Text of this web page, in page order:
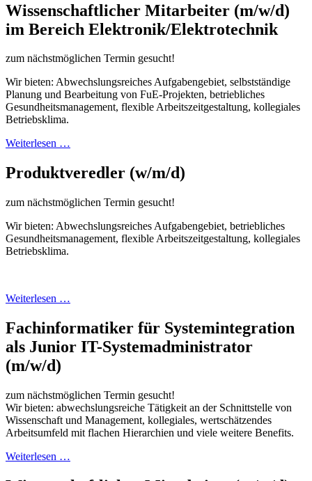
Wissenschaftlicher Mitarbeiter (m/w/d)
im Bereich Elektronik/Elektrotechnik
zum nächstmöglichen Termin gesucht!
Wir bieten: Abwechslungsreiches Aufgabengebiet, selbstständige
Planung und Bearbei­tung von FuE-Projekten, betriebliches
Gesundheitsmanagement, flexible Arbeitszeit­gestaltung, kollegiales
Betriebsklima.
Weiterlesen …
Produktveredler (w/m/d)
zum nächstmöglichen Termin gesucht!
Wir bieten: Abwechslungsreiches Aufgabengebiet, betriebliches
Gesundheitsmanagement, flexible Arbeitszeitgestaltung, kollegiales
Betriebsklima.
Weiterlesen …
Fachinformatiker für Systemintegration
als Junior IT-Systemadministrator
(m/w/d)
zum nächstmöglichen Termin gesucht!
Wir bieten: abwechslungsreiche Tätigkeit an der Schnittstelle von
Wissenschaft und Management, kollegiales, wertschätzendes
Arbeitsumfeld mit flachen Hierarchien und viele weitere Benefits.
Weiterlesen …